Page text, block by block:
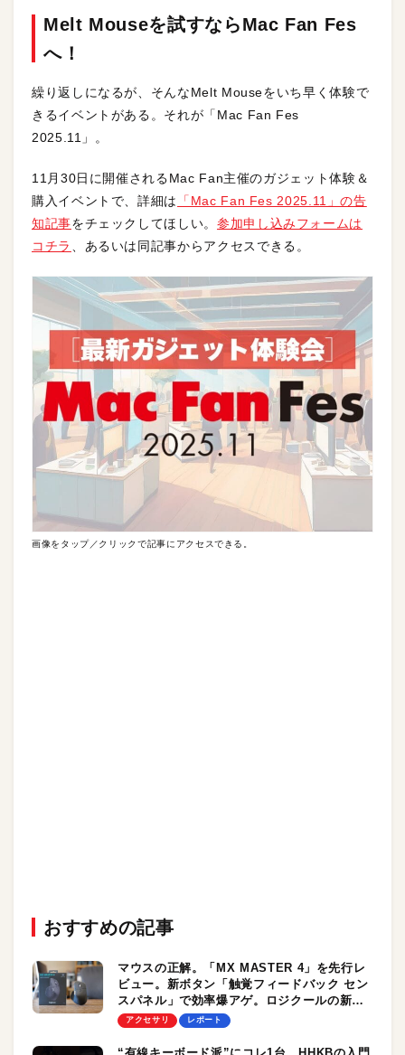
Melt Mouseを試すならMac Fan Fes
へ！
繰り返しになるが、そんなMelt Mouseをいち早く体験で
きるイベントがある。それが「Mac Fan Fes
2025.11」。
11月30日に開催されるMac Fan主催のガジェット体験＆
購入イベントで、詳細は
「Mac Fan Fes 2025.11」の告
知記事をチェックしてほしい。 参加申し込みフォームは
コチラ
、あるいは同記事からアクセスできる。
画像をタップ／クリックで記事にアクセスできる。
おすすめの記事
マウスの正解。「MX MASTER 4」を先行レ
ビュー。新ボタン「触覚フィードバック セン
スパネル」で効率爆アゲ。ロジクールの新フ
ラッグシップモデル
アクセサリ レポート